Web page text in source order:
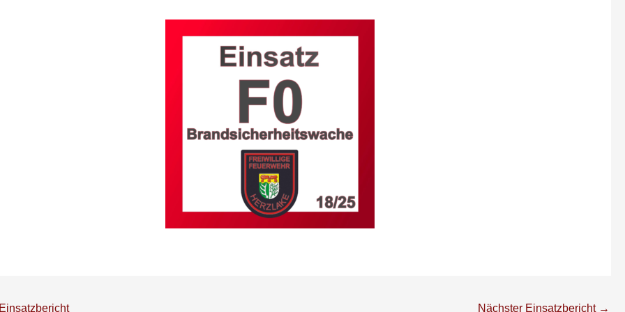
Nächster Einsatzbericht →